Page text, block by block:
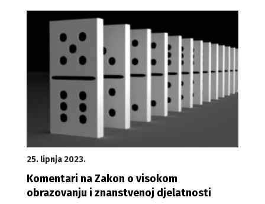
25. lipnja 2023.
Komentari na Zakon o visokom
obrazovanju i znanstvenoj djelatnosti